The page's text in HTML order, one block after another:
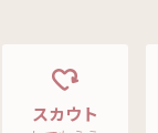
スカウト